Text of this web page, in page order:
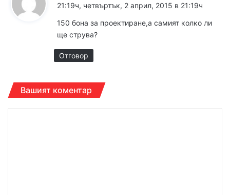
а
:
21:19ч, четвъртък, 2 април, 2015 в 21:19ч
150 бона за проектиране,а самият колко ли
ще струва?
Отговор
Вашият коментар